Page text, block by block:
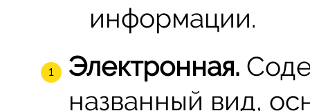
информации.
Электронная.
названный вид,